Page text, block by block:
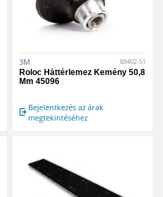
3M 88402-51
Roloc Háttérlemez Kemény 50,8
Mm 45096
Bejelentkezés az árak
megtekintéséhez